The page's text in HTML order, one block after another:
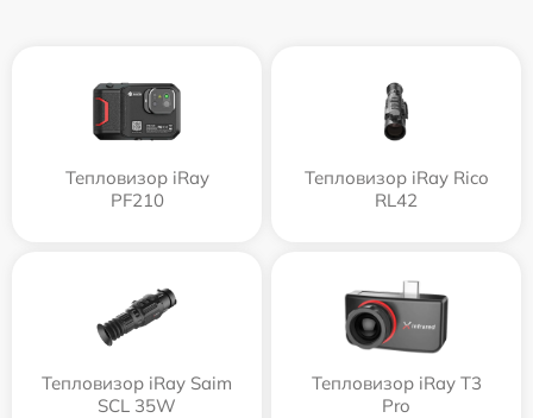
Тепловизор iRay
PF210
Тепловизор iRay Rico
RL42
Тепловизор iRay Saim
SCL 35W
Тепловизор iRay T3
Pro